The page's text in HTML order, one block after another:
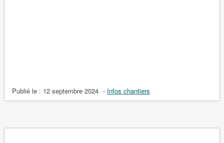
Publié le : 12 septembre 2024 - Infos chantiers